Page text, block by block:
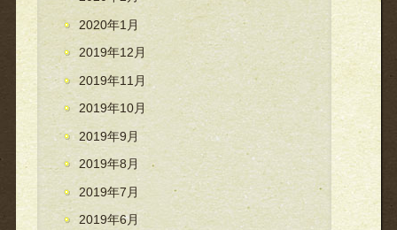
2020年1月
2019年12月
2019年11月
2019年10月
2019年9月
2019年8月
2019年7月
2019年6月